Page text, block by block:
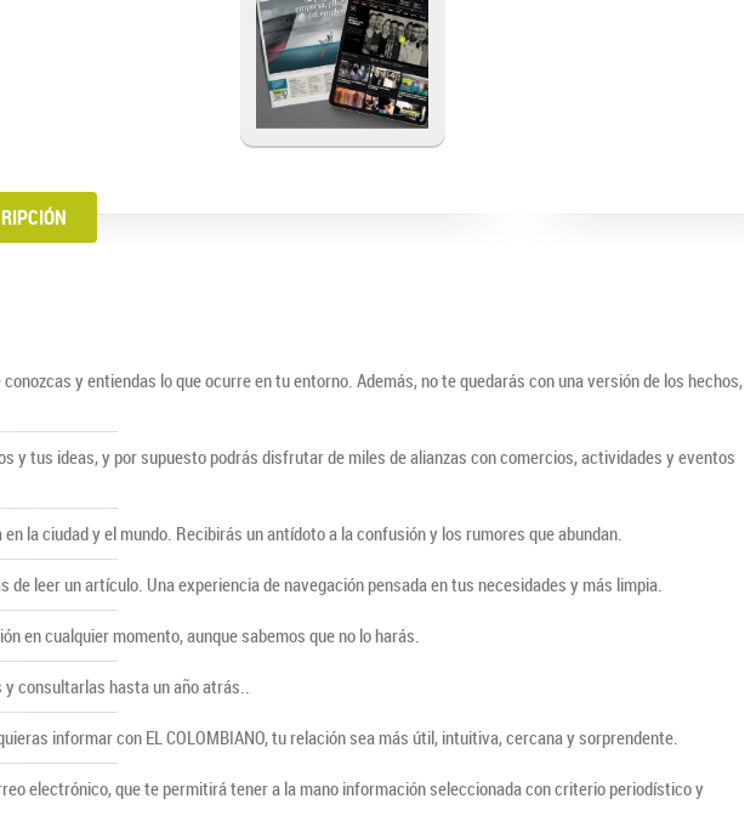
y entiendas lo que ocurre en tu entorno. Además, no te quedarás con una versión de los hechos,
tus ideas, y por supuesto podrás disfrutar de miles de alianzas con comercios, actividades y eventos
la ciudad y el mundo. Recibirás un antídoto a la confusión y los rumores que abundan.
leer un artículo. Una experiencia de navegación pensada en tus necesidades y más limpia.
en cualquier momento, aunque sabemos que no lo harás.
consultarlas hasta un año atrás..
informar con EL COLOMBIANO, tu relación sea más útil, intuitiva, cercana y sorprendente.
electrónico, que te permitirá tener a la mano información seleccionada con criterio periodístico y